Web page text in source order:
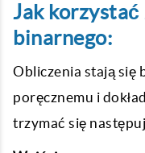
Jak
binarnego:
Obliczenia stają się
poręcznemu i
trzymać się